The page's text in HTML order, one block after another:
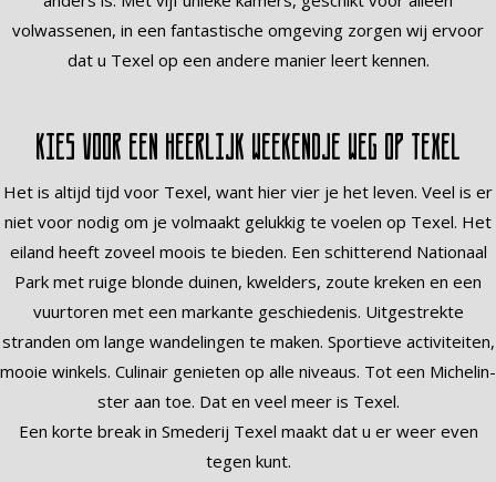
volwassenen, in een fantastische omgeving zorgen wij ervoor
dat u Texel op een andere manier leert kennen.
Kies voor een heerlijk weekendje weg op Texel
Het is altijd tijd voor Texel, want hier vier je het leven. Veel is er
niet voor nodig om je volmaakt gelukkig te voelen op Texel. Het
eiland heeft zoveel moois te bieden. Een schitterend Nationaal
Park met ruige blonde duinen, kwelders, zoute kreken en een
vuurtoren met een markante geschiedenis. Uitgestrekte
stranden om lange wandelingen te maken. Sportieve activiteiten,
mooie winkels. Culinair genieten op alle niveaus. Tot een Michelin-
ster aan toe. Dat en veel meer is Texel.
Een korte break in Smederij Texel maakt dat u er weer even
tegen kunt.